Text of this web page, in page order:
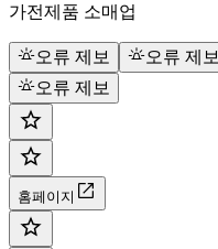
가전제품 소매업
오류 제보
오류 제보
오류 제보
홈페이지